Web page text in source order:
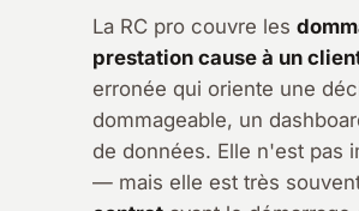
La RC pro couvre les
prestation cause à un
erronée qui oriente une
dommageable, un
de données. Elle n'est pas
— mais elle est très